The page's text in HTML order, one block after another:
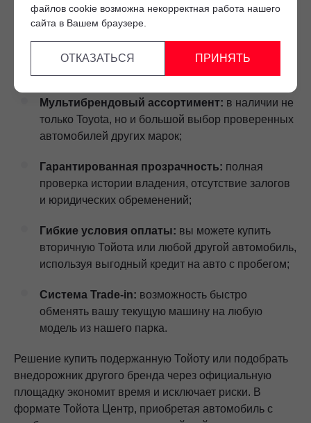
документов, подтверждение пробега и техническую
инспекцию всех узлов.
Почему стоит выбрать автомобиль с пробегом у
нас
Мультибрендовый ассортимент: в наличии не
только Toyota, но и большой выбор проверенных
автомобилей других марок;
Гарантированная прозрачность: полная
проверка истории владения, отсутствие залогов
и юридических обременений;
Гибкие условия оплаты: вы можете купить
вторичную Тойота или любой другой автомобиль,
используя выгодный кредит на авто с пробегом;
Система Trade-in: возможность быстро
обменять вашу текущую машину на любую
модель из нашего парка.
Решение купить подержанную Тойоту или подобрать
внедорожник другого бренда через официальную
площадку экономит время и исключает риски. В
формате Тойота Центр, приобретая автомобиль с
файлов cookie возможна некорректная работа нашего
сайта в Вашем браузере.
ОТКАЗАТЬСЯ ПРИНЯТЬ